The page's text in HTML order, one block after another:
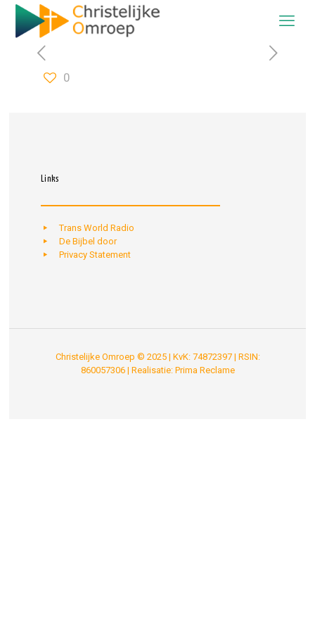
0
Links
Trans World Radio
De Bijbel door
Privacy Statement
Christelijke Omroep © 2025 | KvK: 74872397 | RSIN:
860057306 | Realisatie: Prima Reclame